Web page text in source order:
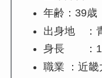
年齢：39歳
出身地 ：
身長 ：
職業 ：近畿